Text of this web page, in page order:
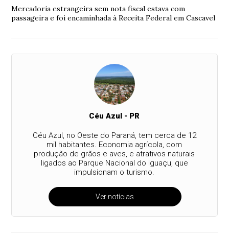
Mercadoria estrangeira sem nota fiscal estava com
passageira e foi encaminhada à Receita Federal em Cascavel
Céu Azul - PR
Céu Azul, no Oeste do Paraná, tem cerca de 12
mil habitantes. Economia agrícola, com
produção de grãos e aves, e atrativos naturais
ligados ao Parque Nacional do Iguaçu, que
impulsionam o turismo.
Ver notícias